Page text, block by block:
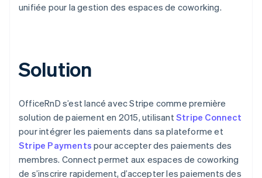
unifiée pour la gestion des espaces de coworking.
Solution
OfficeRnD s’est lancé avec Stripe comme première
solution de paiement en 2015, utilisant Stripe Connect
pour intégrer les paiements dans sa plateforme et
Stripe Payments pour accepter des paiements des
membres. Connect permet aux espaces de coworking
de s’inscrire rapidement, d’accepter les paiements des